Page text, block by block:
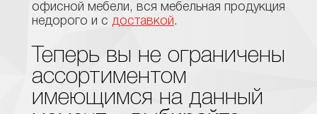
офисной мебели, вся мебельная продукция
недорого и с доставкой.
Теперь вы не ограничены
ассортиментом
имеющимся на данный